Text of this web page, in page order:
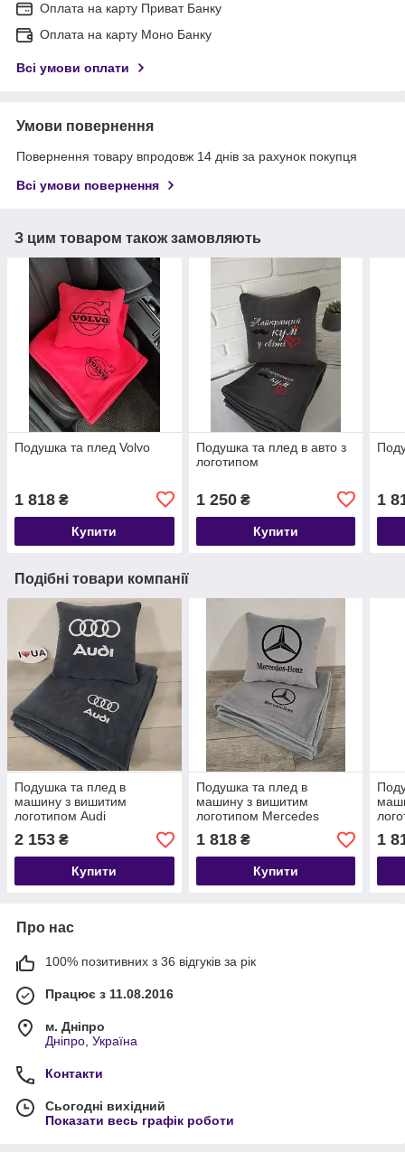
Оплата на карту Приват Банку
Оплата на карту Моно Банку
Всі умови оплати
Умови повернення
Повернення товару впродовж 14 днів за рахунок покупця
Всі умови повернення
З цим товаром також замовляють
Подушка та плед Volvo
1 818 ₴
Купити
Подушка та плед в авто з
логотипом
1 250₴
Купити
1
Подібні товари компанії
Подушка та плед в
машину з вишитим
логотипом Audi
2 153 ₴
Купити
Подушка та плед в
машину з вишитим
логотипом Mercedes
1 818₴
Купити
1
Про нас
100% позитивних з 36 відгуків за рік
Працює з 11.08.2016
м. Дніпро
Дніпро, Україна
Контакти
Сьогодні вихідний
Показати весь графік роботи